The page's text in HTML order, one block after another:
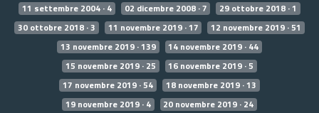
11 settembre 2004 · 4 02 dicembre 2008 · 7
29 ottobre 2018 · 1
30 ottobre 2018 · 3
11 novembre 2019 · 17
12 novembre 2019 · 51
13 novembre 2019 · 139
14 novembre 2019 · 44
15 novembre 2019 · 25
16 novembre 2019 · 5
17 novembre 2019 · 54
18 novembre 2019 · 13
19 novembre 2019 · 4
20 novembre 2019 · 24